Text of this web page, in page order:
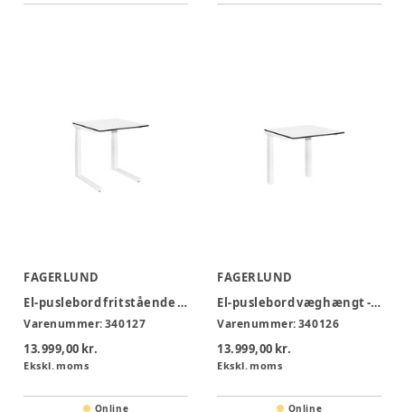
FAGERLUND
El-puslebord fritstående - DL130F
Varenummer:340127
13.999,00 kr.
Ekskl. moms
Online
FAGERLUND
El-puslebord væghængt - DL120V
Varenummer:340126
13.999,00 kr.
Ekskl. moms
Online